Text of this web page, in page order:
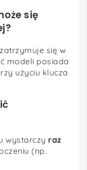
się
się w
modeli posiada
użyciu klucza
wystarczy raz
(np.